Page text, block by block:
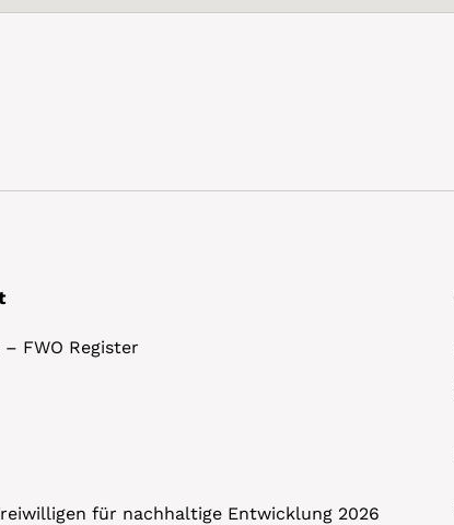
FWO Register
für nachhaltige Entwicklung 2026